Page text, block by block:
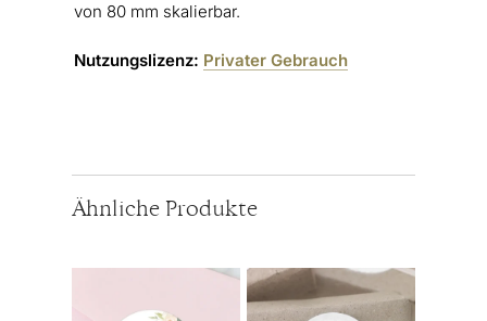
von 80 mm skalierbar.
Nutzungslizenz: Privater Gebrauch
Ähnliche Produkte
Dieses
Produkt